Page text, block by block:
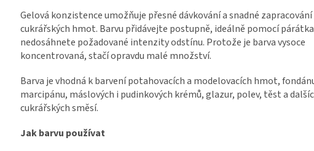
Gelová konzistence umožňuje přesné dávkování a snadné zapracování
cukrářských hmot. Barvu přidávejte postupně, ideálně pomocí
nedosáhnete požadované intenzity odstínu. Protože je barva vysoce
koncentrovaná, stačí opravdu malé množství.
Barva je vhodná k barvení potahovacích a modelovacích hmot,
marcipánu, máslových i pudinkových krémů, glazur, polev, těst a
cukrářských směsí.
Jak barvu používat